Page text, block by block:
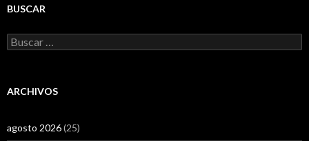
BUSCAR
Buscar:
ARCHIVOS
agosto 2026(25)